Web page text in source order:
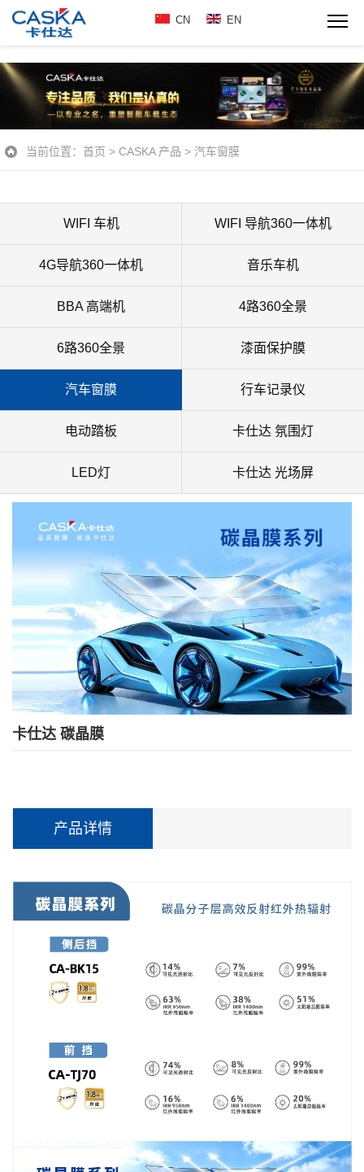
CN EN
当前位置： 首页 > CASKA 产品 > 汽车窗膜
WIFI 车机 WIFI 导航360一体机
4G导航360一体机 音乐车机
BBA 高端机 4路360全景
6路360全景 漆面保护膜
汽车窗膜 行车记录仪
电动踏板 卡仕达 氛围灯
LED灯 卡仕达 光场屏
卡仕达 碳晶膜
产品详情